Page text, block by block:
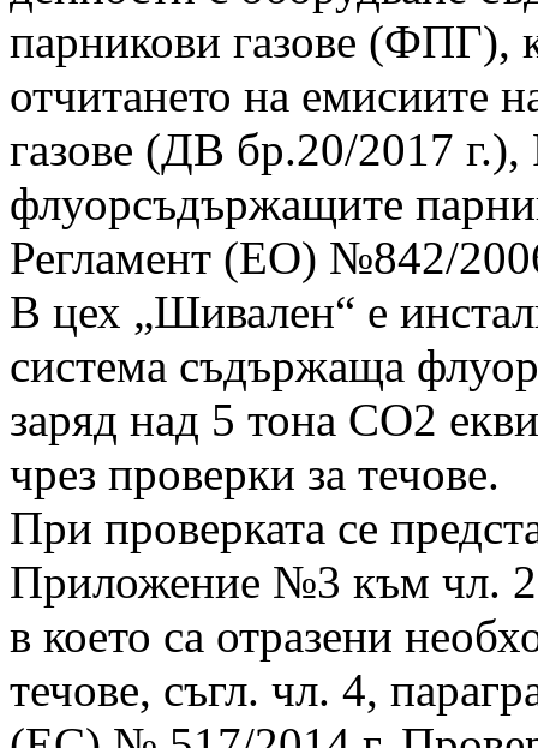
парникови газове (ФПГ),
отчитането на емисиите
газове (ДВ бр.20/2017
флуорсъдържащите
Регламент (ЕО) №842/
В цех „Шивален“ е
система съдържаща
заряд над 5 тона СО2
чрез проверки за течове.
При проверката се
Приложение №3 към чл.
в което са отразени
течове, съгл. чл. 4,